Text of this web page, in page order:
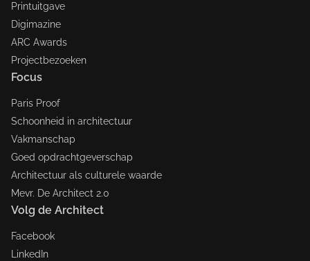
Printuitgave
Digimazine
ARC Awards
Projectbezoeken
Focus
Paris Proof
Schoonheid in architectuur
Vakmanschap
Goed opdrachtgeverschap
Architectuur als culturele waarde
Mevr. De Architect 2.0
Volg de Architect
Facebook
LinkedIn